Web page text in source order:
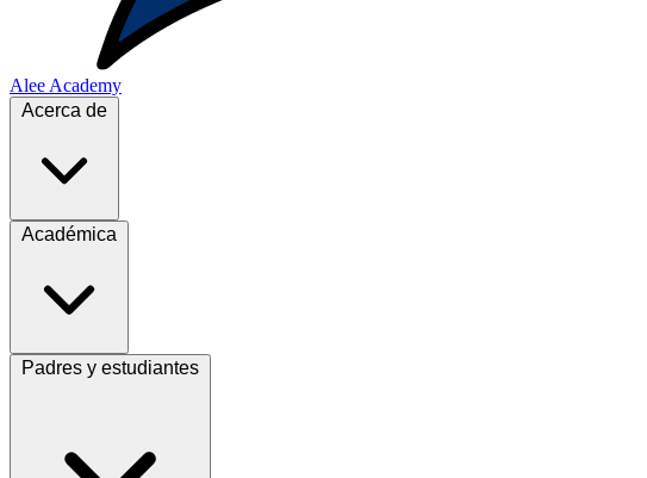
Alee Academy
Acerca de
Académica
Padres y estudiantes